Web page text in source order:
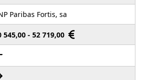
Paribas Fortis, sa
545,00 - 52 719,00